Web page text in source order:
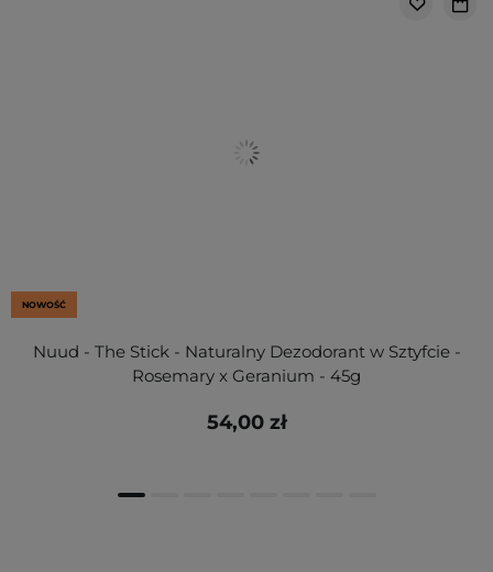
NOWOŚĆ
Nuud - The Stick - Naturalny Dezodorant w Sztyfcie -
Rosemary x Geranium - 45g
54,00 zł